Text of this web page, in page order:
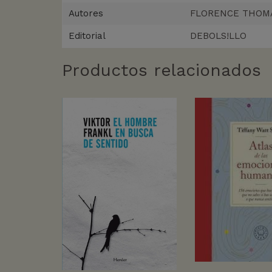
Autores FLORENCE
Editorial DEBOLS!LLO
Productos relacionados